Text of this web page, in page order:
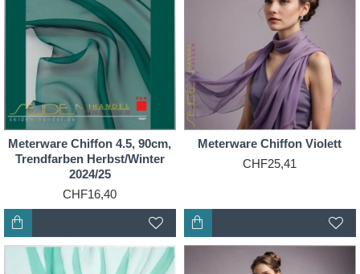
Meterware Chiffon 4.5, 90cm,
Trendfarben Herbst/Winter
2024/25
CHF16,40
Meterware Chiffon Violett
CHF25,41